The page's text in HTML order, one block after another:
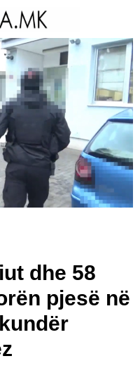
dhe 58
pjesë në